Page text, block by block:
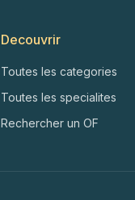
Decouvrir
Toutes les categories
Toutes les specialites
Rechercher un OF